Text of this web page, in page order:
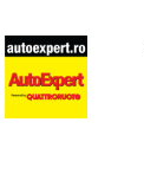
Test drive